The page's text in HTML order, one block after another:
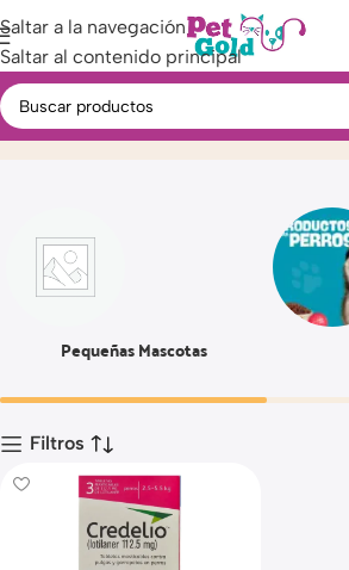
Saltar a la navegación
Saltar al contenido principal
22 A 45 KGInicio Producto
Pequeñas Mascotas
Filtros